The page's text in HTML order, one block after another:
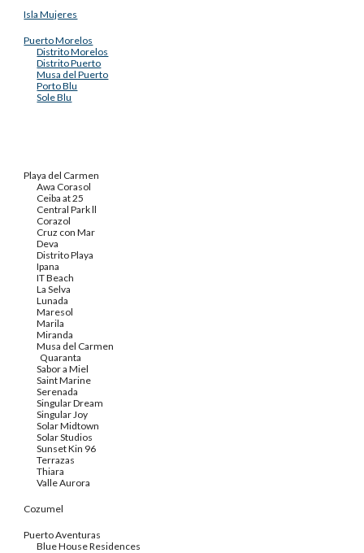
Isla Mujeres
Puerto Morelos
Distrito Morelos
Distrito Puerto
Musa del Puerto
Porto Blu
Sole Blu
Playa del Carmen
Awa Corasol
Ceiba at 25
Central Park ll
Corazol
Cruz con Mar
Deva
Distrito Playa
Ipana
IT Beach
La Selva
Lunada
Maresol
Marila
Miranda
Musa del Carmen
Quaranta
Sabor a Miel
Saint Marine
Serenada
Singular Dream
Singular Joy
Solar Midtown
Solar Studios
Sunset Kin 96
Terrazas
Thiara
Valle Aurora
Cozumel
Puerto Aventuras
Blue House Residences